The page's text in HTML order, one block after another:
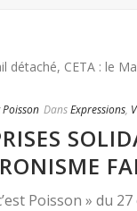
Poisson DansExpressions,
Poisson » du